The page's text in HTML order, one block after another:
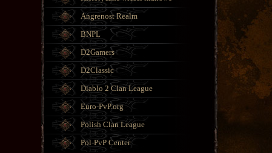
Angrenost Realm
BNPL
D2Gamers
D2Classic
Diablo 2 Clan League
Euro-PvP.org
Polish Clan League
Pol-PvP Center